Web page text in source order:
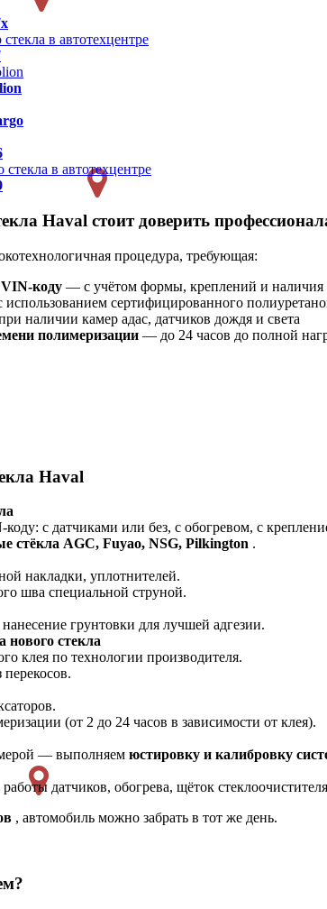
Haval стоит доверить
процедура, требующая:
VIN-коду — с учётом формы, креплений и наличия
сертифицированного
наличии камер адас, датчиков дождя и света
полимеризации — до 24 часов до полной
Haval
с датчиками или без, с обогревом, с
стёкла AGC, Fuyao, NSG, Pilkington .
накладки, уплотнителей.
шва специальной струной.
грунтовки для лучшей адгезии.
нового стекла
клея по технологии производителя.
(от 2 до 24 часов в зависимости от клея).
— выполняем юстировку и калибровку
датчиков, обогрева, щёток
, автомобиль можно забрать в тот же день.